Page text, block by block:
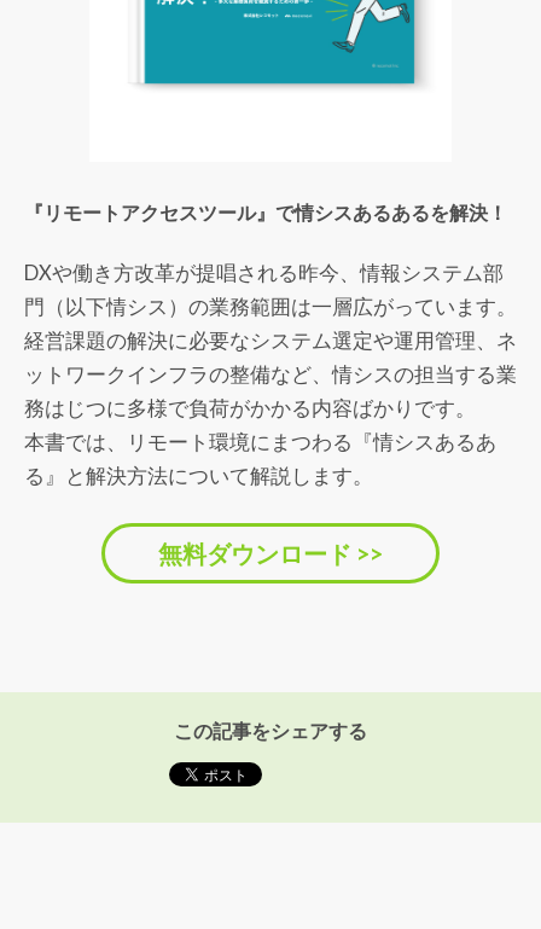
『リモートアクセスツール』で情シスあるあるを解決！
DXや働き方改革が提唱される昨今、情報システム部
門（以下情シス）の業務範囲は一層広がっています。
経営課題の解決に必要なシステム選定や運用管理、ネ
ットワークインフラの整備など、情シスの担当する業
務はじつに多様で負荷がかかる内容ばかりです。
本書では、リモート環境にまつわる『情シスあるあ
る』と解決方法について解説します。
無料ダウンロード >>
この記事をシェアする